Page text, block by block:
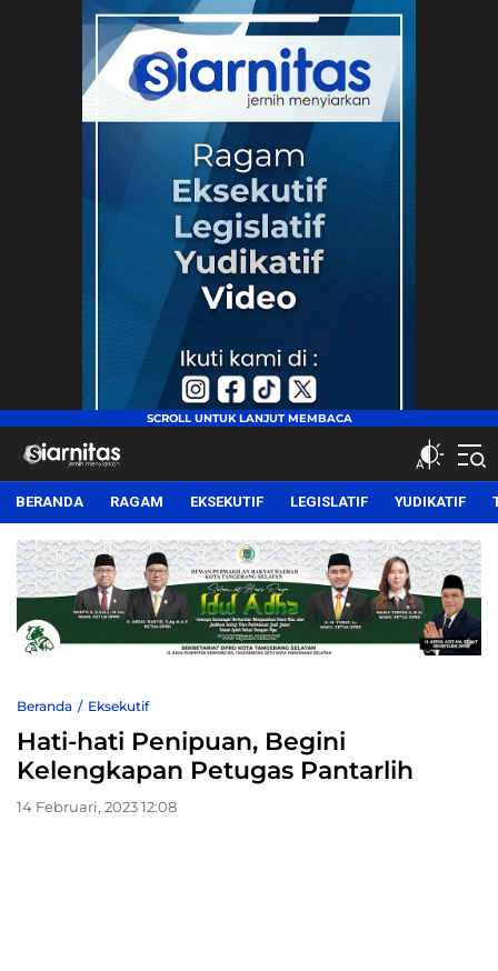
siarnitas
Jernih Menyiarkan
BERANDA RAGAM EKSEKUTIF LEGISLATIF YUDIKATIF
Beranda Eksekutif
Hati-hati Penipuan, Begini
Kelengkapan Petugas Pantarlih
14 Februari, 2023 12:08